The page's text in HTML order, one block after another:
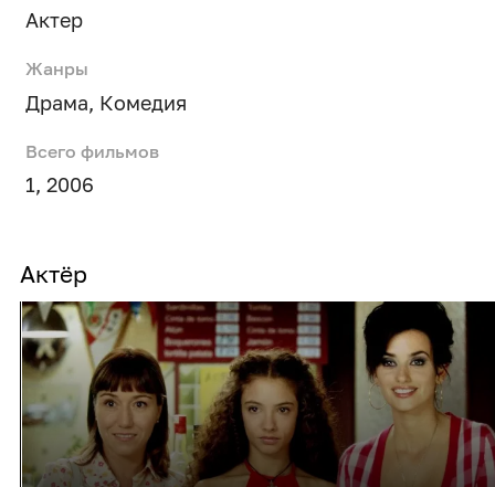
Актер
Жанры
Драма, Комедия
Всего фильмов
1, 2006
Актёр